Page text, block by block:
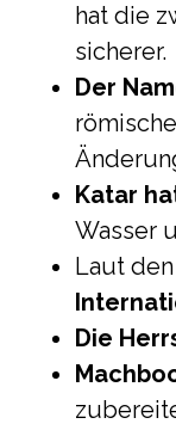
hat die
sicherer.
Der
Katar
Wasser
Laut
Die